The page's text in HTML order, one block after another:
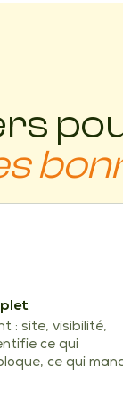
: site, visibilité,
ce qui
ce qui